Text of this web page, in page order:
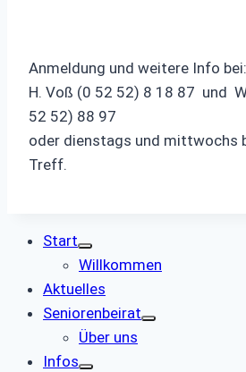
Anmeldung und weitere Info bei:
H. Voß (0 52 52) 8 18 87 und
52 52) 88 97
oder dienstags und mittwochs
Treff.
Start
Willkommen
Aktuelles
Seniorenbeirat
Über uns
Infos